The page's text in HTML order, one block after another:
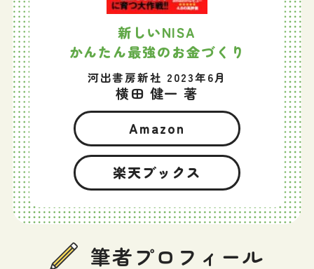
新しいNISA
かんたん最強のお金づくり
河出書房新社 2023年6月
横田 健一 著
Amazon
楽天ブックス
筆者プロフィール